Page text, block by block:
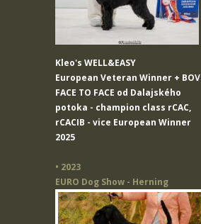
Kleo's WELL&EASY
European Veteran Winner + BOV
FACE TO FACE od Dalajského
potoka - champion class rCAC,
rCACIB - vice European Winner
2025
• 2023
EURO Dog Show - Herning